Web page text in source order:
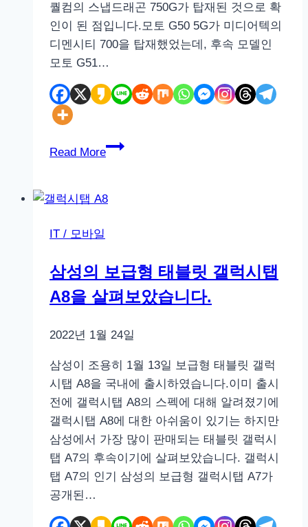
퀄컴의 스냅드래곤 750G가 탑재된 것으로 확
인이 된 점입니다.모토 G50 5G가 미디어텍의
디멘시티 700을 탑재했었는데, 후속 모델인
모토 G51…
Read More
모
라
5G
긱
치
장
–
스
냅
드
래
곤
IT / 모바일
삼성의 보급형 태블릿 갤럭시탭
A8을 살펴보았습니다.
2022년 1월 24일
삼성이 조용히 1월 13일 보급형 태블릿 갤럭
시탭 A8을 국내에 출시하였습니다.이미 출시
전에 갤럭시탭 A8의 스펙에 대해 알려졌기에
갤럭시탭 A8에 대한 아쉬움이 있기는 하지만
삼성에서 가장 많이 판매되는 태블릿 갤럭시
탭 A7의 후속이기에 살펴보았습니다. 갤럭시
탭 A7의 인기 삼성의 보급형 갤럭시탭 A7가
공개된…